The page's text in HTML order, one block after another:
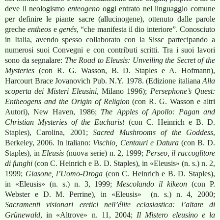
deve il neologismo enteogenooggi entrato nel linguaggio comune
per definire le piante sacre (allucinogene), ottenuto dalle parole
grecheentheos egenés, “che manifesta il dio interiore”. Conosciuto
in Italia, avendo spesso collaborato con la Sissc partecipando a
numerosi suoi Convegni e con contributi scritti. Tra i suoi lavori
sono da segnalare: The Road to Eleusis: Unveiling the Secret of the
Mysteries (con R. G. Wasson, B. D. Staples e A. Hofmann),
Harcourt Brace Jovanovich Pub. N.Y. 1978. (Edizione italiana Alla
scoperta dei Misteri Eleusini, Milano 1996); Persephone’s Quest:
Entheogens and the Origin of Religion(con R. G. Wasson e altri
Autori), New Haven, 1986; The Apples of Apollo: Pagan and
Christian Mysteries of the Eucharist (con C. Heinrich e B. D.
Staples), Carolina, 2001 ;Sacred Mushrooms of the Goddess,
Berkeley, 2006. In italiano: Vischio, Centauri e Datura(con B. D.
Staples), in Eleusis (nuova serie) n. 2, 1999; Perseo, il raccoglitore
di funghi (con C. Heinrich e B. D. Staples), in «Eleusis» (n. s.) n. 2,
1999; Giasone, l’Uomo-Droga (con C. Heinrich e B. D. Staples),
in «Eleusis» (n. s.) n. 3, 1999; Mescolando il kikeon (con P.
Webster e D. M. Perrine), in «Eleusis»
(n. s.) n. 4, 2000;
Sacramenti visionari eretici nell’élite eclasiastica: l’altare di
Grünewald, in «Altrove» n. 11, 2004; Il Mistero eleusino e la